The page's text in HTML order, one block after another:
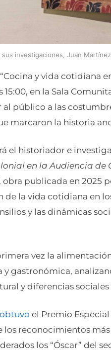
sus investigaciones, Juan
y vida cotidiana
15:00, en la Sala
al público a las
marcaron la historia
el historiador e
en la Audiencia de
, obra publicada en 2025
de la vida cotidiana en
y las dinámicas
vez la
y gastronómica,
y diferencias
obtuvo el Premio Especial
los reconocimientos
los “Óscar” del